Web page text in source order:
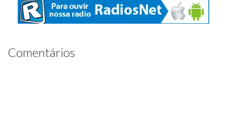
Comentários